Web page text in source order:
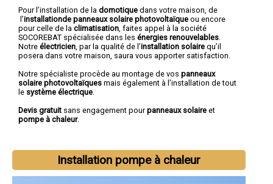
Pour l’installation de la domotique dans votre maison, de
l’installationde panneaux solaire photovoltaïque ou encore
pour celle de la climatisation, faites appel à la société
SOCOREBAT spécialisée dans les énergies renouvelables.
Notre électricien, par la qualité de l’installation solaire qu’il
posera dans votre maison, saura vous apporter satisfaction.
Notre spécialiste procède au montage de vos panneaux
solaire photovoltaïques mais également à l’installation de tout
le système électrique.
Devis gratuit sans engagement pourpanneaux solaire et
pompe à chaleur.
Installation pompe à chaleur